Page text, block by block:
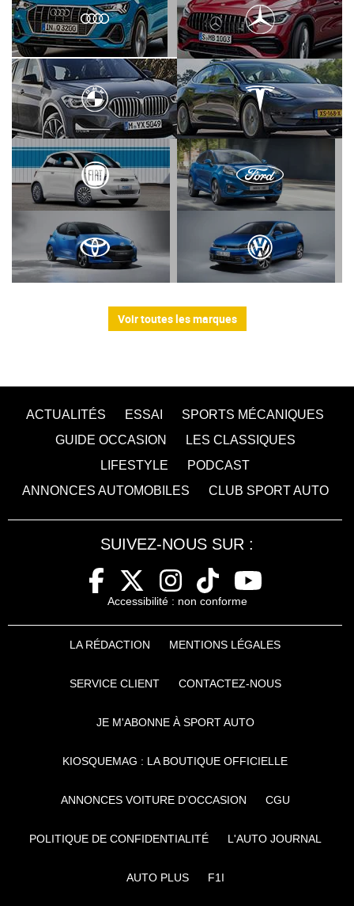
Voir toutes les marques
ACTUALITÉS ESSAI
SPORTS MÉCANIQUES
GUIDE OCCASION
LES CLASSIQUES
LIFESTYLE
PODCAST
ANNONCES AUTOMOBILES
CLUB SPORT AUTO
SUIVEZ-NOUS SUR :
Accessibilité : non conforme
LA RÉDACTION MENTIONS LÉGALES
SERVICE CLIENT CONTACTEZ-NOUS
JE M'ABONNE À SPORT AUTO
KIOSQUEMAG : LA BOUTIQUE OFFICIELLE
ANNONCES VOITURE D’OCCASION CGU
POLITIQUE DE CONFIDENTIALITÉ L'AUTO JOURNAL
AUTO PLUS F1I